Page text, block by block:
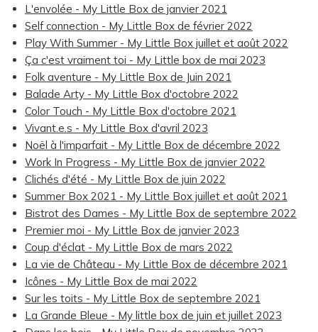
L'envolée - My Little Box de janvier 2021
Self connection - My Little Box de février 2022
Play With Summer - My Little Box juillet et août 2022
Ça c'est vraiment toi - My Little box de mai 2023
Folk aventure - My Little Box de Juin 2021
Balade Arty - My Little Box d'octobre 2022
Color Touch - My Little Box d'octobre 2021
Vivant.e.s - My Little Box d'avril 2023
Noël à l'imparfait - My Little Box de décembre 2022
Work In Progress - My Little Box de janvier 2022
Clichés d'été - My Little Box de juin 2022
Summer Box 2021 - My Little Box juillet et août 2021
Bistrot des Dames - My Little Box de septembre 2022
Premier moi - My Little Box de janvier 2023
Coup d'éclat - My Little Box de mars 2022
La vie de Château - My Little Box de décembre 2021
Icônes - My Little Box de mai 2022
Sur les toits - My Little Box de septembre 2021
La Grande Bleue - My little box de juin et juillet 2023